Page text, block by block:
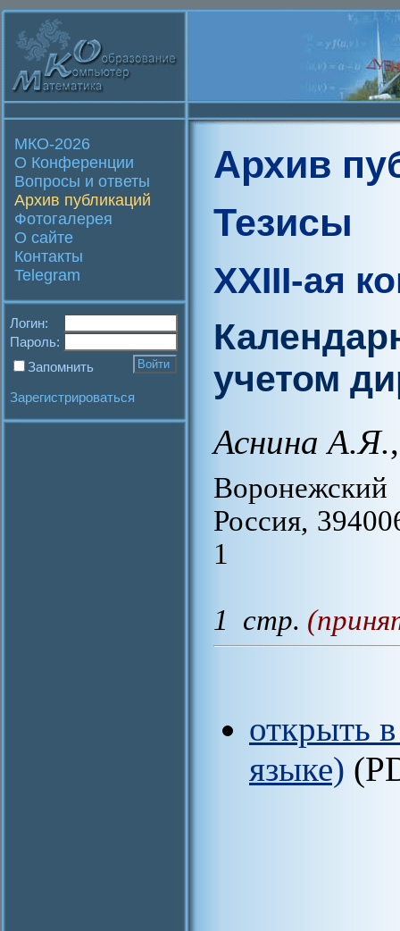
МКО-2026
О Конференции
Вопросы и ответы
Архив публикаций
Фотогалерея
О сайте
Контакты
Telegram
Логин:
Пароль:
Запомнить
Зарегистрироваться
Архив
Тезисы
XXIII-ая
учетом
Аснина А.Я.,
Россия,
1
1 стр.
открыть
языке)